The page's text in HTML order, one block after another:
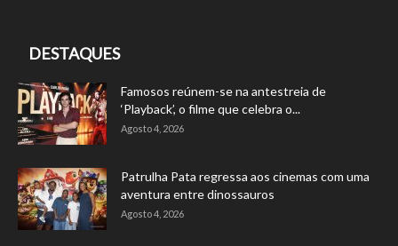
DESTAQUES
Famosos reúnem-se na antestreia de
‘Playback’, o filme que celebra o...
Agosto 4, 2026
Patrulha Pata regressa aos cinemas com uma
aventura entre dinossauros
Agosto 4, 2026